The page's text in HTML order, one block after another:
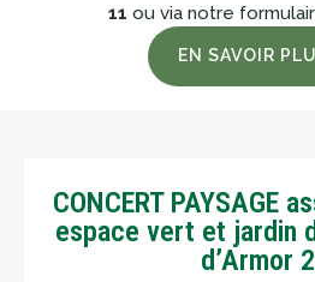
11 ou via notre
EN SAVOIR
CONCERT PAYSAGE
espace vert et jardin
d’Armor